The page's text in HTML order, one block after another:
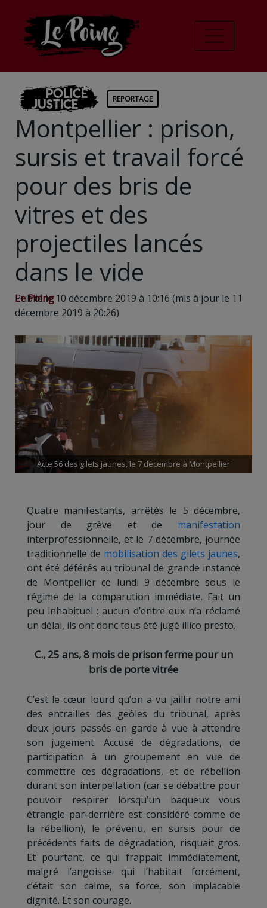
Police
Justice REPORTAGE
Montpellier : prison,
sursis et travail forcé
pour des bris de
vitres et des
projectiles lancés
dans le vide
Le Poing
Publié le 10 décembre 2019 à 10:16 (mis à jour le 11
décembre 2019 à 20:26)
Acte 56 des gilets jaunes, le 7 décembre à Montpellier
Quatre manifestants, arrêtés le 5 décembre,
jour de grève et de manifestation
interprofessionnelle, et le 7 décembre, journée
traditionnelle de mobilisation des gilets jaunes,
ont été déférés au tribunal de grande instance
de Montpellier ce lundi 9 décembre sous le
régime de la comparution immédiate. Fait un
peu inhabituel : aucun d’entre eux n’a réclamé
un délai, ils ont donc tous été jugé illico presto.
C., 25 ans, 8 mois de prison ferme pour un
bris de porte vitrée
C’est le cœur lourd qu’on a vu jaillir notre ami
des entrailles des geôles du tribunal, après
deux jours passés en garde à vue à attendre
son jugement. Accusé de dégradations, de
participation à un groupement en vue de
commettre ces dégradations, et de rébellion
durant son interpellation (car se débattre pour
pouvoir respirer lorsqu’un baqueux vous
étrangle par-derrière est considéré comme de
la rébellion), le prévenu, en sursis pour de
précédents faits de dégradation, risquait gros.
Et pourtant, ce qui frappait immédiatement,
malgré l’angoisse qui l’habitait forcément,
c’était son calme, sa force, son implacable
dignité. Et son courage.